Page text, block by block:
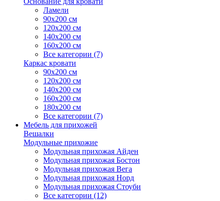
Ламели
90х200 см
120х200 см
140х200 см
160х200 см
Все категории (7)
Каркас кровати
90х200 см
120х200 см
140х200 см
160х200 см
180х200 см
Все категории (7)
Мебель для прихожей
Вешалки
Модульные прихожие
Модульная прихожая Айден
Модульная прихожая Бостон
Модульная прихожая Вега
Модульная прихожая Норд
Модульная прихожая Стоуби
Все категории (12)